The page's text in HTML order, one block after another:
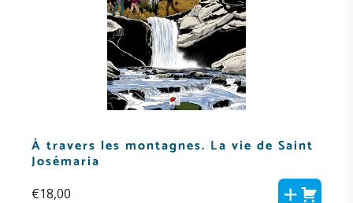
À travers les montagnes. La vie de Saint
Josémaria
€18,00